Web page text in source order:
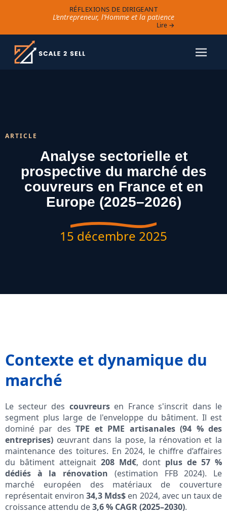
RÉFLEXIONS DE DIRIGEANT
L’entrepreneur, l’Homme et la patience
Lire →
ARTICLE
Analyse sectorielle et
prospective du marché des
couvreurs en France et en
Europe (2025–2026)
15 décembre 2025
Contexte et dynamique du
marché
Le secteur des couvreursen France s'inscrit dans le
segment plus large de l'enveloppe du bâtiment. Il est
dominé par desTPE et PME artisanales (94 % des
entreprises) œuvrant dans la pose, la rénovation et la
maintenance des toitures. En 2024, le chiffre d’affaires
du bâtiment atteignait 208 Md€, dont plus de 57 %
dédiés à la rénovation (estimation FFB 2024). Le
marché européen des matériaux de couverture
représentait environ34,3 Mds$ en 2024, avec un taux de
croissance attendu de3,6 % CAGR (2025–2030).